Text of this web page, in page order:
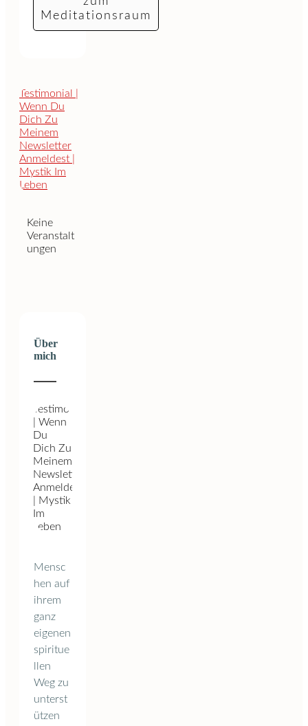
Meditationsraum
Keine
Veranstalt
ungen
Über
mich
Mensc
hen auf
ihrem
ganz
eigenen
spiritue
llen
Weg zu
unterst
ützen